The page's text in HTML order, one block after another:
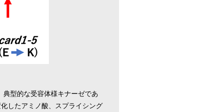
型的な受容体様キナーゼであ
したアミノ酸、スプライシング